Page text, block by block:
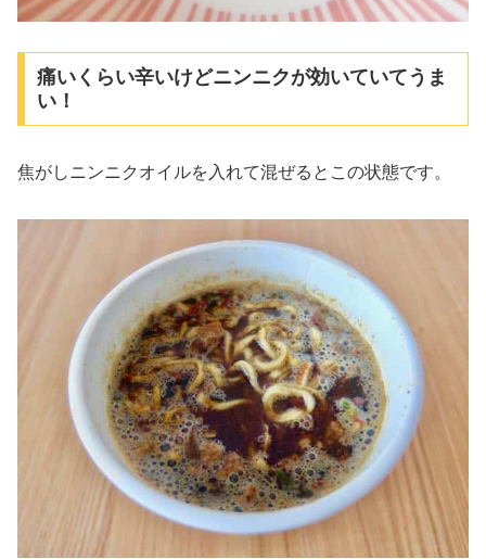
痛いくらい辛いけどニンニクが効いていてうま
い！
焦がしニンニクオイルを入れて混ぜるとこの状態です。